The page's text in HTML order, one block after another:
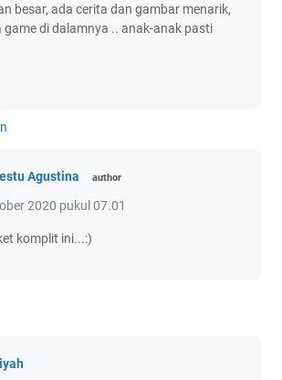
besar, ada cerita dan gambar menarik,
game di dalamnya .. anak-anak pasti
Agustina
2020 pukul 07.01
komplit ini...:)